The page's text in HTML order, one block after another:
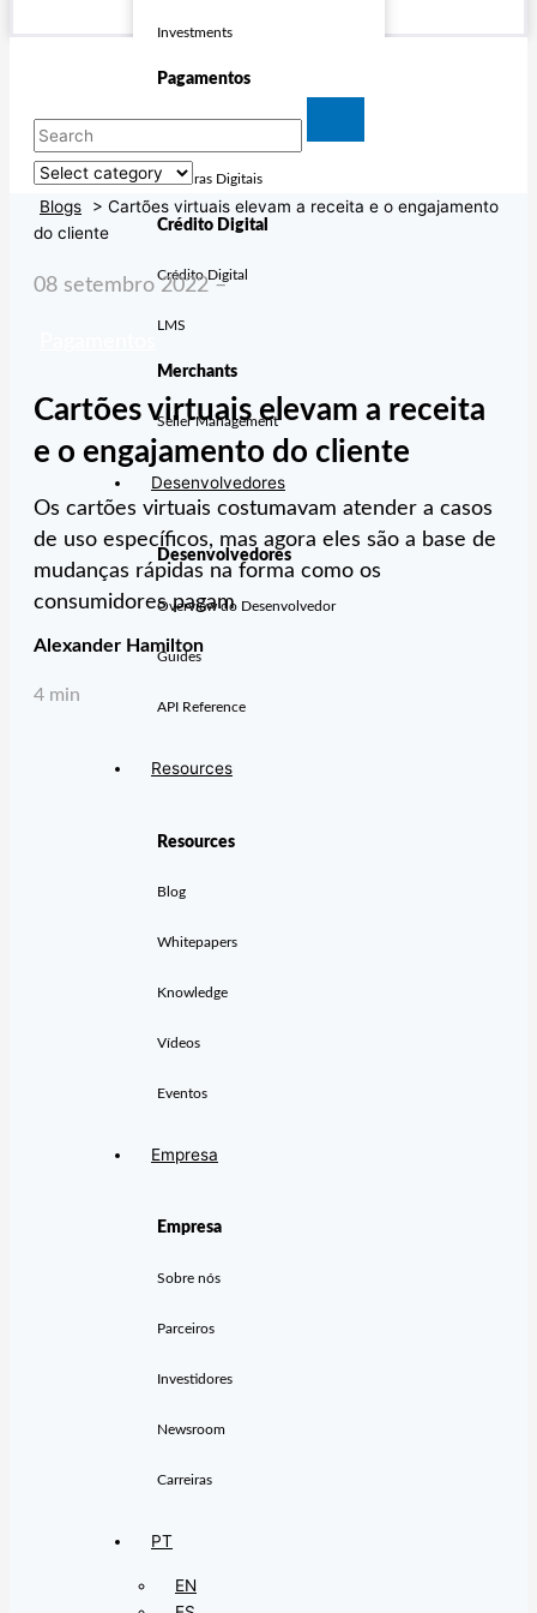
Investments
Pagamentos
Carteiras Digitais
Crédito Digital
Crédito Digital
LMS
Merchants
Seller Management
Desenvolvedores
Desenvolvedores
Overview do Desenvolvedor
Guides
API Reference
Resources
Resources
Blog
Whitepapers
Knowledge
Vídeos
Eventos
Empresa
Empresa
Sobre nós
Parceiros
Investidores
Newsroom
Carreiras
PT
EN
Blogs > Cartões virtuais elevam a receita e o engajamento
do cliente
08 setembro 2022 –
Cartões virtuais elevam a receita
e o engajamento do cliente
Os cartões virtuais costumavam atender a casos
de uso específicos, mas agora eles são a base de
mudanças rápidas na forma como os
consumidores pagam
Alexander Hamilton
4 min